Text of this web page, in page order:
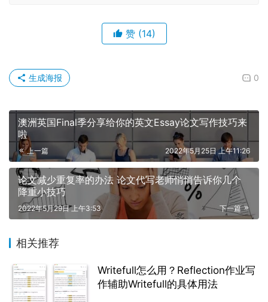
赞 (14)
0
生成海报
澳洲英国Final季分享给你的英文Essay论文写作技巧来
啦
上一篇 2022年5月25日 上午11:26
论文减少重复率的办法 论文代写老师悄悄告诉你几个
降重小技巧
下一篇
2022年5月29日 上午3:53
相关推荐
Writefull怎么用？Reflection作业写
作辅助Writefull的具体用法